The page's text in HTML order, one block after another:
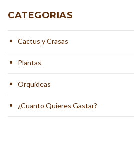
CATEGORIAS
Cactus y Crasas
Plantas
Orquideas
¿Cuanto Quieres Gastar?